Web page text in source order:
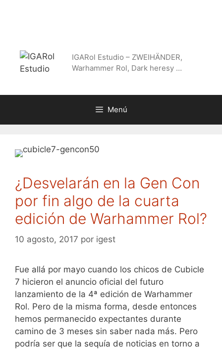
IGARol Estudio – ZWEIHÄNDER,
Warhammer Rol, Dark heresy …
Menú
¿Desvelarán en la Gen Con
por fin algo de la cuarta
edición de Warhammer Rol?
10 agosto, 2017 por igest
Fue allá por mayo cuando los chicos de Cubicle
7 hicieron el anuncio oficial del futuro
lanzamiento de la 4ª edición de Warhammer
Rol. Pero de la misma forma, desde entonces
hemos permanecido expectantes durante
camino de 3 meses sin saber nada más. Pero
podría ser que la sequía de noticias en torno a